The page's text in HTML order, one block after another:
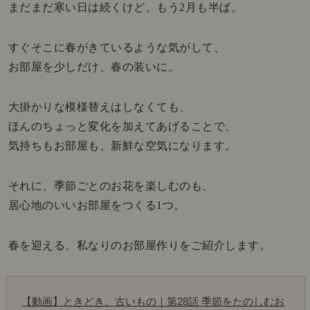
まだまだ寒い日は続くけど、もう2月も半ば。
すぐそこに春がきているような気がして、
お部屋を少しだけ、春の装いに。
大掛かりな模様替えはしなくても、
ほんのちょっと変化を加えてあげることで、
気持ちもお部屋も、新鮮な空気になります。
それに、季節ごとのお花を楽しむのも、
居心地のいいお部屋をつくる1つ。
春を迎える、私なりのお部屋作りをご紹介します。
【動画】ときどき、古いもの｜第28話 季節をたのしむお